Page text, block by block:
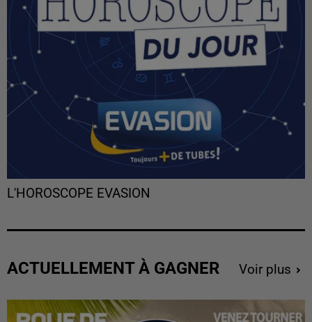
L'HOROSCOPE EVASION
ACTUELLEMENT À GAGNER Voir plus